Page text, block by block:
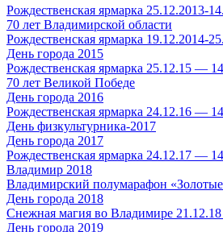
Рождественская ярмарка 25.12.2013-
70 лет Владимирской области
Рождественская ярмарка 19.12.2014-
День города 2015
Рождественская ярмарка 25.12.15 —
70 лет Великой Победе
День города 2016
Рождественская ярмарка 24.12.16 —
День физкультурника-2017
День города 2017
Рождественская ярмарка 24.12.17 —
Владимир 2018
Владимирский полумарафон «Золотые
День города 2018
Снежная магия во Владимире
День города 2019